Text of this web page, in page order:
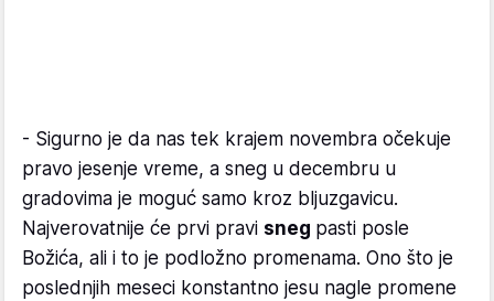
- Sigurno je da nas tek krajem novembra očekuje
pravo jesenje vreme, a sneg u decembru u
gradovima je moguć samo kroz bljuzgavicu.
Najverovatnije će prvi pravi sneg pasti posle
Božića, ali i to je podložno promenama. Ono što je
poslednjih meseci konstantno jesu nagle promene